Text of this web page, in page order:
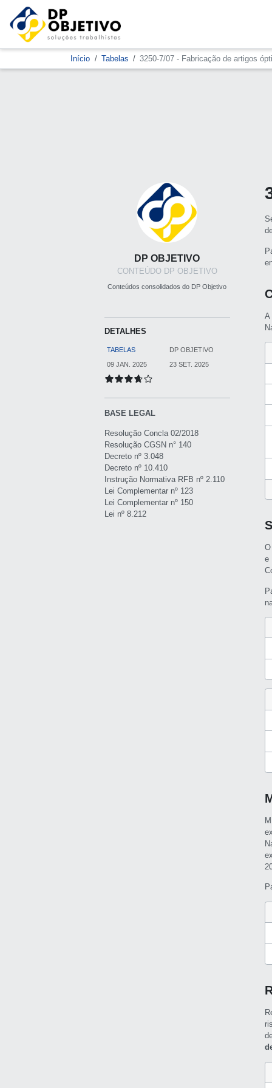
Início Tabelas 3250-7/07 - Fabricação de artigos
DP OBJETIVO
CONTEÚDO DP OBJETIVO
Conteúdos consolidados do DP Objetivo
BASE LEGAL
Resolução Concla 02/2018
Resolução CGSN n° 140
Decreto nº 3.048
Decreto nº 10.410
Instrução Normativa RFB nº 2.110
Lei Complementar nº 123
Lei Complementar nº 150
Lei nº 8.212
DETALHES
TABELAS
DP OBJETIVO
09 JAN. 2025
23 SET. 2025
A
e